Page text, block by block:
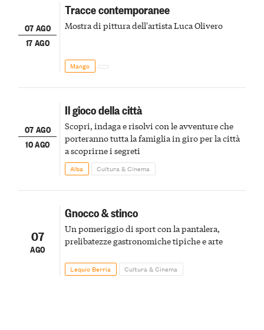
07 AGO
17 AGO
Tracce contemporanee
Mostra di pittura dell'artista Luca Olivero
Mango
07 AGO
10 AGO
Il gioco della città
Scopri, indaga e risolvi con le avventure che
porteranno tutta la famiglia in giro per la città
a scoprirne i segreti
Alba Cultura & Cinema
07
AGO
Gnocco & stinco
Un pomeriggio di sport con la pantalera,
prelibatezze gastronomiche tipiche e arte
Lequio Berria Cultura & Cinema